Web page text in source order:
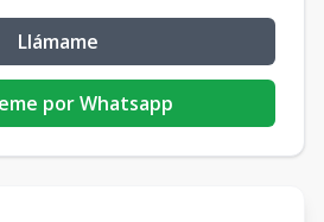
Llámame
por Whatsapp